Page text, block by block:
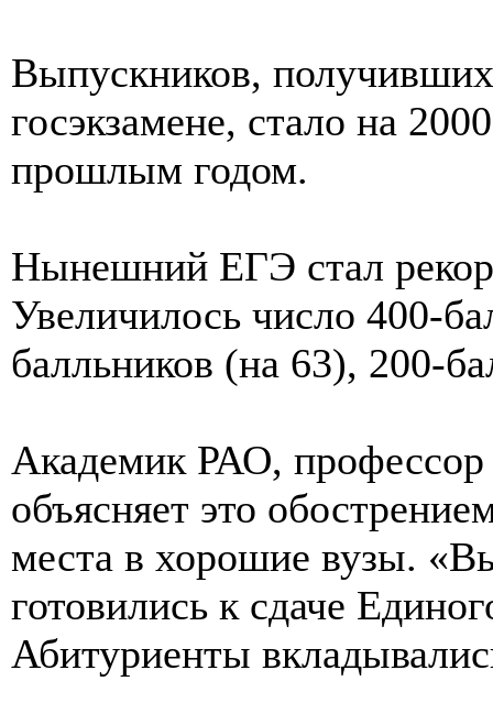
Выпускников,
госэкзамене, стало на
прошлым годом.
Нынешний ЕГЭ стал
Увеличилось число 400-
балльников (на 63), 200-
Академик РАО,
объясняет это
места в хорошие вузы.
готовились к сдаче
Абитуриенты